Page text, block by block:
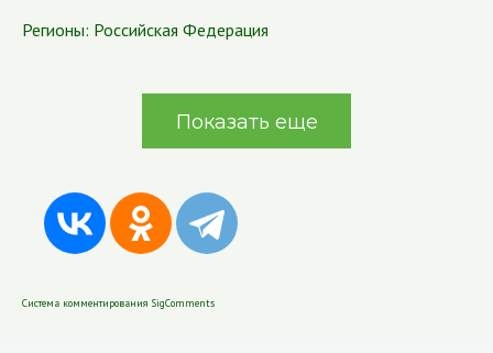
Регионы: Российская Федерация
Показать еще
Система комментирования SigComments